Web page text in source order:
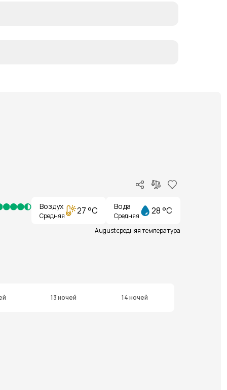
Воздух
Средняя 27 °C Вода
Средняя 28 °C
August средняя температура
13 ночей 14 ночей